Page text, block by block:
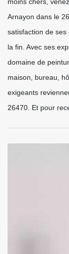
Arnayon dans le
satisfaction de ses
la fin. Avec ses
domaine de
maison, bureau,
exigeants
26470. Et pour